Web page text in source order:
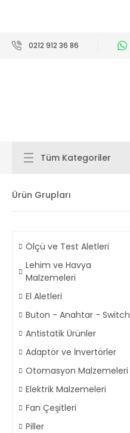
0212 912 36 86
Tüm Kategoriler
Ürün Grupları
Ölçü ve Test Aletleri
Lehim ve Havya
Malzemeleri
El Aletleri
Buton - Anahtar - Switch
Antistatik Ürünler
Adaptör ve İnvertörler
Otomasyon Malzemeleri
Elektrik Malzemeleri
Fan Çeşitleri
Piller